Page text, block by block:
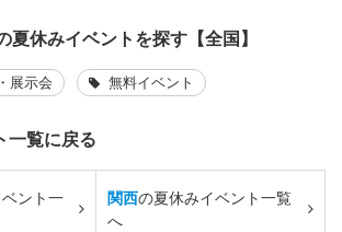
夏休みイベントを探す【全国】
展示会 無料イベント
一覧に戻る
ント一
関西の夏休みイベント一覧
へ